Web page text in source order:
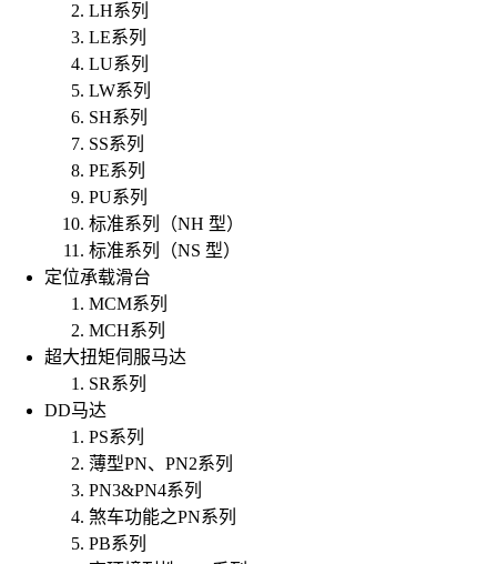
LH系列
LE系列
LU系列
LW系列
SH系列
SS系列
PE系列
PU系列
标准系列（NH 型）
标准系列（NS 型）
定位承载滑台
MCM系列
MCH系列
超大扭矩伺服马达
SR系列
DD马达
PS系列
薄型PN、PN2系列
PN3&PN4系列
煞车功能之PN系列
PB系列